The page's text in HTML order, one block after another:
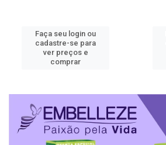
Faça seu login ou
cadastre-se para
ver preços e
comprar